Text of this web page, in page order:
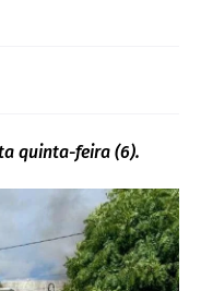
quinta-feira (6).